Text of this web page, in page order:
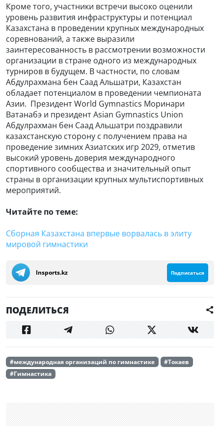
Кроме того, участники встречи высоко оценили
уровень развития инфраструктуры и потенциал
Казахстана в проведении крупных международных
соревнований, а также выразили
заинтересованность в рассмотрении возможности
организации в стране одного из международных
турниров в будущем. В частности, по словам
Абдулрахмана бен Саад Альшатри, Казахстан
обладает потенциалом в проведении чемпионата
Азии. Президент World Gymnastics Моринари
Ватанабэ и президент Asian Gymnastics Union
Абдулрахман бен Саад Альшатри поздравили
казахстанскую сторону с получением права на
проведение зимних Азиатских игр 2029, отметив
высокий уровень доверия международного
спортивного сообщества и значительный опыт
страны в организации крупных мультиспортивных
мероприятий.
Читайте по теме:
Сборная Казахстана впервые ворвалась в элиту
мировой гимнастики
Insports.kz Подписаться
ПОДЕЛИТЬСЯ
#международная организаций по гимнастике
#Токаев
#Гимнастика